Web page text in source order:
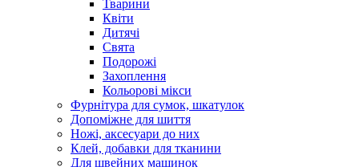
Тварини
Квіти
Дитячі
Свята
Подорожі
Захоплення
Кольорові мікси
Фурнітура для сумок, шкатулок
Допоміжне для шиття
Ножі, аксесуари до них
Клей, добавки для тканини
Для швейних машинок